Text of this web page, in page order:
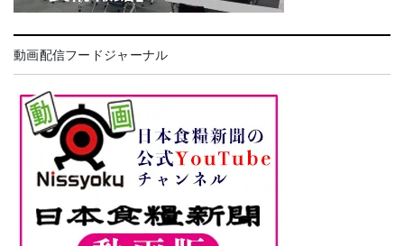
動画配信フードジャーナル